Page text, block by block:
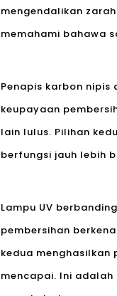
mengendalikan
memahami bahawa
Penapis karbon
keupayaan
lain lulus. Pilihan
berfungsi jauh lebih
Lampu UV
pembersihan
kedua menghasilkan
mencapai. Ini